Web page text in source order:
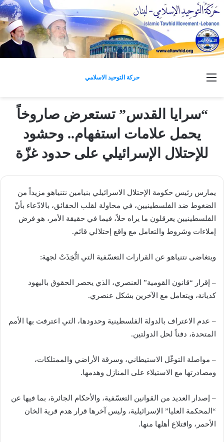
حركة التوحيد الاسلامي
“سرايا القدس” تستعرض صاروخاً
يحمل علامات استفهام.. وحشود
للإحتلال الإسرائيلي على حدود غزّة
يمارس رئيس حكومة الإحتلال الاسرائيلي بنيامين نتنياهو مزيداً من
الضغوط ضد الفلسطينيين، في محاولة لقلب الحقائق، بالادّعاء بأنّ
الفلسطينيين يعرقلون ما يراه حلاً، فيما في حقيقة الأمر، هو فرض
إملاءات وشروط والتعامل مع واقع إحتلالي قائم.
ويتغاضى نتنياهو عن القرارات التعسّفية التي اتُّخِذَتْ لجهة:
– إقرار “قانون القومية” العنصري، الذي يحصر الحقوق باليهود
كديانة، ويتعامل مع الآخرين بشكل عنصري.
– عدم الاعتراف بالدولة الفلسطينية وحدودها، التي اعترفت بها الأمم
المتحدة، دفناً لحل الدولتين.
– مواصلة التوغّل الاستيطاني، وسرقة الأراضي والممتلكات،
ومصادرتها مع الاستيلاء على المنازل وهدمها.
– إصدار العديد من القوانين التعسّفية، والأحكام الجائرة، بما فيها عن
“المحكمة العليا” الإسرائيلية، وليس آخرها قرار هدم قرية الخان
الأحمر، واقتلاع أهلها منها.